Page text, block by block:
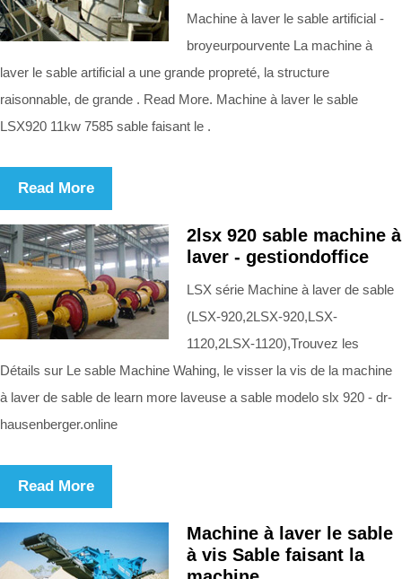
Machine à laver le sable artificial -
broyeurpourvente La machine à
laver le sable artificial a une grande propreté, la structure
raisonnable, de grande . Read More. Machine à laver le sable
LSX920 11kw 7585 sable faisant le .
Read More
2lsx 920 sable machine à
laver - gestiondoffice
LSX série Machine à laver de sable
(LSX-920,2LSX-920,LSX-
1120,2LSX-1120),Trouvez les
Détails sur Le sable Machine Wahing, le visser la vis de la machine
à laver de sable de learn more laveuse a sable modelo slx 920 - dr-
hausenberger.online
Read More
Machine à laver le sable
à vis Sable faisant la